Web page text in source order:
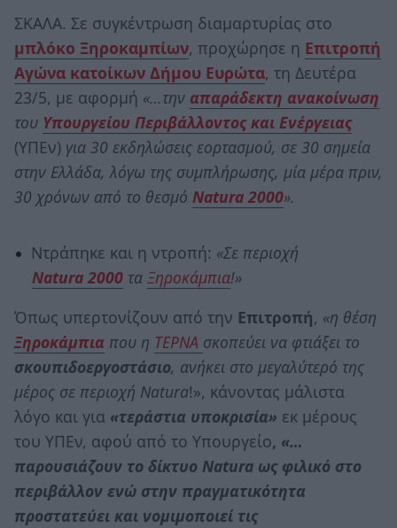
ΣΚΑΛΑ. Σε συγκέντρωση διαμαρτυρίας στο
μπλόκο Ξηροκαμπίων, προχώρησε η Επιτροπή
Αγώνα κατοίκων Δήμου Ευρώτα, τη Δευτέρα
23/5, με αφορμή «…την απαράδεκτη ανακοίνωση
του Υπουργείου Περιβάλλοντος και Ενέργειας
(ΥΠΕν) για 30 εκδηλώσεις εορτασμού, σε 30 σημεία
στην Ελλάδα, λόγω της συμπλήρωσης, μία μέρα πριν,
30 χρόνων από το θεσμό Natura 2000».
Ντράπηκε και η ντροπή: «Σε περιοχή
Natura2000τα Ξηροκάμπια!»
Όπως υπερτονίζουν από την Επιτροπή, «η θέση
Ξηροκάμπια που η ΤΕΡΝΑ σκοπεύει να φτιάξει το
σκουπιδοεργοστάσιο, ανήκει στο μεγαλύτερό της
μέρος σε περιοχή Νatura!», κάνοντας μάλιστα
λόγο και για «τεράστια υποκρισία» εκ μέρους
του ΥΠΕν, αφού από το Υπουργείο, «…
παρουσιάζουν το δίκτυο Νatura ως φιλικό στο
περιβάλλον ενώ στην πραγματικότητα
προστατεύει και νομιμοποιεί τις